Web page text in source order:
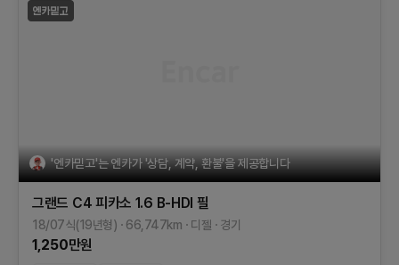
'엔카믿고'는 엔카가 '상담, 계약, 환불'을 제공합니다
그랜드 C4 피카소 1.6 B-HDI 필
18/07식(19년형) 66,747km 디젤 경기
1,250만원